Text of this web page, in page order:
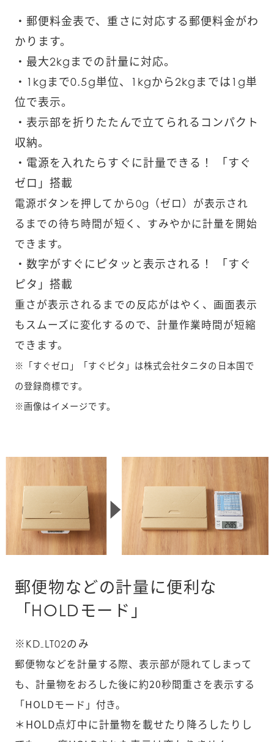
・郵便料金表で、重さに対応する郵便料金がわ
かります。
・最大2kgまでの計量に対応。
・1kgまで0.5g単位、1kgから2kgまでは1g単
位で表示。
・表示部を折りたたんで立てられるコンパクト
収納。
・電源を入れたらすぐに計量できる！ 「すぐ
ゼロ」搭載
電源ボタンを押してから0g（ゼロ）が表示され
るまでの待ち時間が短く、すみやかに計量を開始
できます。
・数字がすぐにピタッと表示される！ 「すぐ
ピタ」搭載
重さが表示されるまでの反応がはやく、画面表示
もスムーズに変化するので、計量作業時間が短縮
できます。
※「すぐゼロ」「すぐピタ」は株式会社タニタの日本国で
の登録商標です。
※画像はイメージです。
郵便物などの計量に便利な
「HOLDモード」
※KD₋LT02のみ
郵便物などを計量する際、表示部が隠れてしまって
も、計量物をおろした後に約20秒間重さを表示する
「HOLDモード」付き。
＊HOLD点灯中に計量物を載せたり降ろしたりし